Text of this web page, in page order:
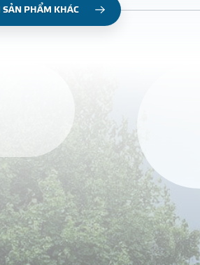
SẢN PHẨM KHÁC